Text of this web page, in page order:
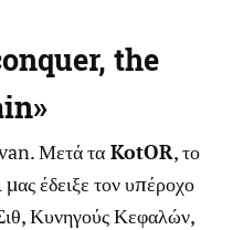
the
Μετά τα KotOR, το
μας έδειξε τον υπέροχο
Κυνηγούς Κεφαλών,